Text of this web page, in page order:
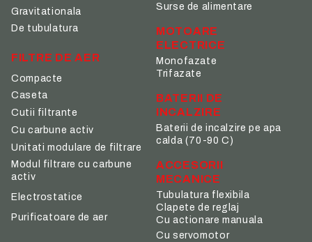
Gravitationala
De tubulatura
FILTRE DE AER
Compacte
Caseta
Cutii filtrante
Cu carbune activ
Unitati modulare de filtrare
Modul filtrare cu carbune
activ
Electrostatice
Purificatoare de aer
Surse de alimentare
MOTOARE
ELECTRICE
Monofazate
Trifazate
BATERII DE
INCALZIRE
Baterii de incalzire pe apa
calda (70-90 C)
ACCESORII
MECANICE
Tubulatura flexibila
Clapete de reglaj
Cu actionare manuala
Cu servomotor